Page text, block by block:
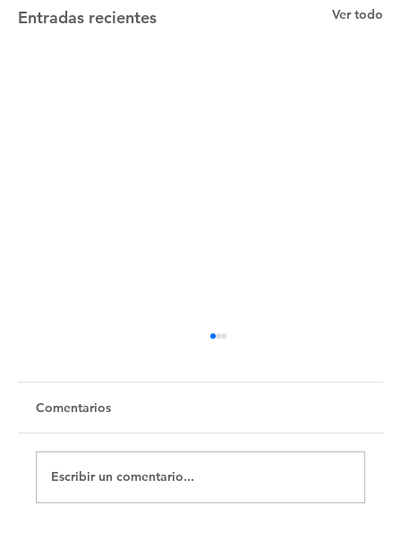
Entradas recientes Ver todo
Untitled
Comentarios
Escribir un comentario...